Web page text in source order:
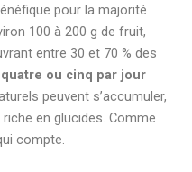
pour la majorité
100 à 200 g de fruit,
entre 30 et 70 % des
ou cinq par jour
peuvent s’accumuler,
en glucides. Comme
compte.